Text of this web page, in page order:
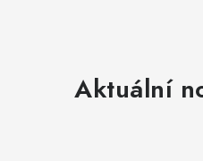
Aktuální